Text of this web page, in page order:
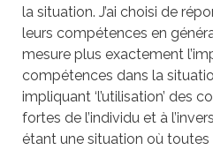
la situation. J’ai choisi de
leurs compétences en
mesure plus exactement
compétences dans la
impliquant ‘l’utilisation’ des
fortes de l’individu et à
étant une situation où